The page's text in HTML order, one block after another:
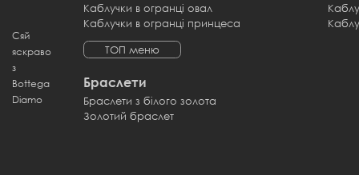
Сяй
яскраво
з
Bottega
Diamo
Каблучки в огранці овал
Каблучки в огранці принцеса
ТОП меню
Браслети
Браслети з білого золота
Золотий браслет